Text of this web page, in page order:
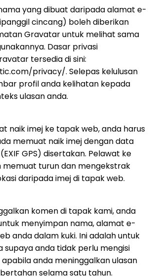
yang dibuat daripada alamat e-
cincang) boleh diberikan
Gravatar untuk melihat sama
Dasar privasi
tersedia di sini:
privacy/. Selepas kelulusan
profil anda kelihatan kepada
ulasan anda.
naik imej ke tapak web, anda harus
memuat naik imej dengan data
GPS) disertakan. Pelawat ke
turun dan mengekstrak
daripada imej di tapak web.
komen di tapak kami, anda
menyimpan nama, alamat e-
anda dalam kuki. Ini adalah untuk
supaya anda tidak perlu mengisi
anda meninggalkan ulasan
bertahan selama satu tahun.